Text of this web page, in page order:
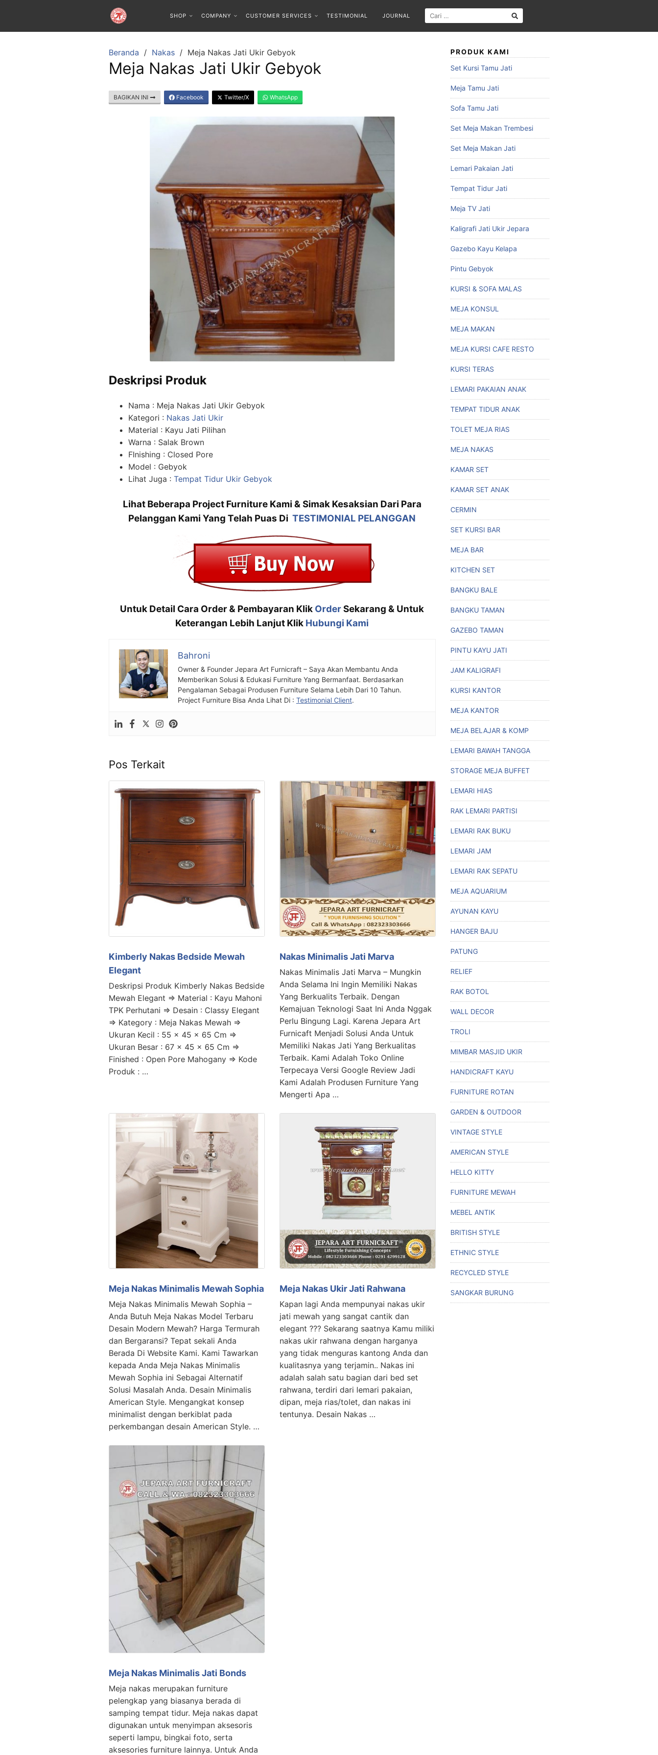
SHOP COMPANY CUSTOMER SERVICES TESTIMONIAL JOURNAL
Beranda Nakas Meja Nakas Jati Ukir Gebyok
Meja Nakas Jati Ukir Gebyok
BAGIKAN INI Facebook Twitter/X WhatsApp
Deskripsi Produk
Nama : Meja Nakas Jati Ukir Gebyok
Kategori : Nakas Jati Ukir
Material : Kayu Jati Pilihan
Warna : Salak Brown
FInishing : Closed Pore
Model : Gebyok
Lihat Juga : Tempat Tidur Ukir Gebyok
Lihat Beberapa Project Furniture Kami & Simak Kesaksian Dari Para
Pelanggan Kami Yang Telah Puas DiTESTIMONIAL PELANGGAN
Untuk Detail Cara Order & Pembayaran Klik OrderSekarang & Untuk
Keterangan Lebih Lanjut Klik Hubungi Kami
Bahroni
Owner & Founder Jepara Art Furnicraft – Saya Akan Membantu Anda
Memberikan Solusi & Edukasi Furniture Yang Bermanfaat. Berdasarkan
Pengalaman Sebagai Produsen Furniture Selama Lebih Dari 10 Tahun.
Project Furniture Bisa Anda Lihat Di : Testimonial Client.
Pos Terkait
Kimberly Nakas Bedside Mewah
Elegant
Deskripsi Produk Kimberly Nakas Bedside
Mewah Elegant => Material : Kayu Mahoni
TPK Perhutani => Desain : Classy Elegant
=> Kategory : Meja Nakas Mewah =>
Ukuran Kecil : 55 x 45 x 65 Cm =>
Ukuran Besar : 67 x 45 x 65 Cm =>
Finished : Open Pore Mahogany => Kode
Produk : …
Nakas Minimalis Jati Marva
Nakas Minimalis Jati Marva – Mungkin
Anda Selama Ini Ingin Memiliki Nakas
Yang Berkualits Terbaik. Dengan
Kemajuan Teknologi Saat Ini Anda Nggak
Perlu Bingung Lagi. Karena Jepara Art
Furnicaft Menjadi Solusi Anda Untuk
Memiliki Nakas Jati Yang Berkualitas
Terbaik. Kami Adalah Toko Online
Terpecaya Versi Google Review Jadi
Kami Adalah Produsen Furniture Yang
Mengerti Apa …
Meja Nakas Minimalis Mewah Sophia
Meja Nakas Minimalis Mewah Sophia –
Anda Butuh Meja Nakas Model Terbaru
Desain Modern Mewah? Harga Termurah
dan Bergaransi? Tepat sekali Anda
Berada Di Website Kami. Kami Tawarkan
kepada Anda Meja Nakas Minimalis
Mewah Sophia ini Sebagai Alternatif
Solusi Masalah Anda. Desain Minimalis
American Style. Mengangkat konsep
minimalist dengan berkiblat pada
perkembangan desain American Style. …
Meja Nakas Ukir Jati Rahwana
Kapan lagi Anda mempunyai nakas ukir
jati mewah yang sangat cantik dan
elegant ??? Sekarang saatnya Kamu miliki
nakas ukir rahwana dengan harganya
yang tidak menguras kantong Anda dan
kualitasnya yang terjamin.. Nakas ini
adalah salah satu bagian dari bed set
rahwana, terdiri dari lemari pakaian,
dipan, meja rias/tolet, dan nakas ini
tentunya. Desain Nakas …
Meja Nakas Minimalis Jati Bonds
Meja nakas merupakan furniture
pelengkap yang biasanya berada di
samping tempat tidur. Meja nakas dapat
digunakan untuk menyimpan aksesoris
seperti lampu, bingkai foto, serta
aksesories furniture lainnya. Untuk Anda
PRODUK KAMI
Set Kursi Tamu Jati
Meja Tamu Jati
Sofa Tamu Jati
Set Meja Makan Trembesi
Set Meja Makan Jati
Lemari Pakaian Jati
Tempat Tidur Jati
Meja TV Jati
Kaligrafi Jati Ukir Jepara
Gazebo Kayu Kelapa
Pintu Gebyok
KURSI & SOFA MALAS
MEJA KONSUL
MEJA MAKAN
MEJA KURSI CAFE RESTO
KURSI TERAS
LEMARI PAKAIAN ANAK
TEMPAT TIDUR ANAK
TOLET MEJA RIAS
MEJA NAKAS
KAMAR SET
KAMAR SET ANAK
CERMIN
SET KURSI BAR
MEJA BAR
KITCHEN SET
BANGKU BALE
BANGKU TAMAN
GAZEBO TAMAN
PINTU KAYU JATI
JAM KALIGRAFI
KURSI KANTOR
MEJA KANTOR
MEJA BELAJAR & KOMP
LEMARI BAWAH TANGGA
STORAGE MEJA BUFFET
LEMARI HIAS
RAK LEMARI PARTISI
LEMARI RAK BUKU
LEMARI JAM
LEMARI RAK SEPATU
MEJA AQUARIUM
AYUNAN KAYU
HANGER BAJU
PATUNG
RELIEF
RAK BOTOL
WALL DECOR
TROLI
MIMBAR MASJID UKIR
HANDICRAFT KAYU
FURNITURE ROTAN
GARDEN & OUTDOOR
VINTAGE STYLE
AMERICAN STYLE
HELLO KITTY
FURNITURE MEWAH
MEBEL ANTIK
BRITISH STYLE
ETHNIC STYLE
RECYCLED STYLE
SANGKAR BURUNG